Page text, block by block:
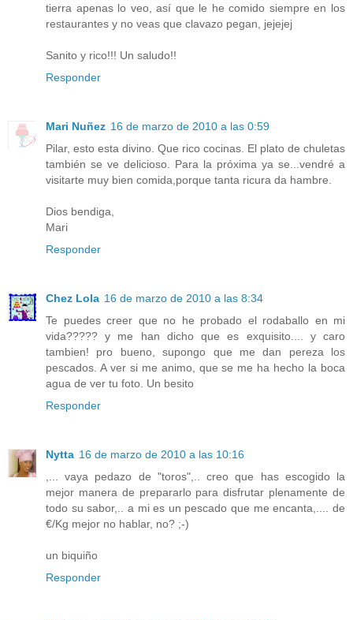
tierra apenas lo veo, así que le he comido siempre en los
restaurantes y no veas que clavazo pegan, jejejej
Sanito y rico!!! Un saludo!!
Responder
Mari Nuñez 16 de marzo de 2010 a las 0:59
Pilar, esto esta divino. Que rico cocinas. El plato de chuletas
también se ve delicioso. Para la próxima ya se...vendré a
visitarte muy bien comida,porque tanta ricura da hambre.
Dios bendiga,
Mari
Responder
Chez Lola 16 de marzo de 2010 a las 8:34
Te puedes creer que no he probado el rodaballo en mi
vida????? y me han dicho que es exquisito.... y caro
tambien! pro bueno, supongo que me dan pereza los
pescados. A ver si me animo, que se me ha hecho la boca
agua de ver tu foto. Un besito
Responder
Nytta 16 de marzo de 2010 a las 10:16
,... vaya pedazo de "toros",.. creo que has escogido la
mejor manera de prepararlo para disfrutar plenamente de
todo su sabor,.. a mi es un pescado que me encanta,.... de
€/Kg mejor no hablar, no? ;-)
un biquiño
Responder